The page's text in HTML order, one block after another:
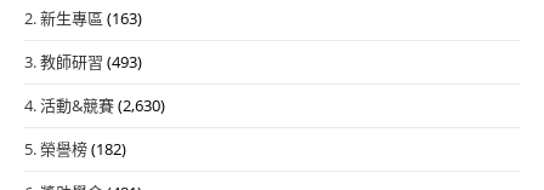
2. 新生專區 (163)
3. 教師研習 (493)
4. 活動&競賽(2,630)
5. 榮譽榜(182)